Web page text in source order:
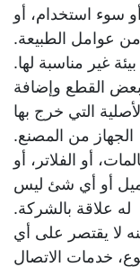
سوء استخدام، أو
من عوامل الطبيعة.
غير مناسبة لها.
بعض القطع وإضافة
التي خرج بها
الجهاز من المصنع.
أو الفلاتر، أو
أو أي شئ ليس
له علاقة بالشركة.
لا يقتصر على أي
خدمات الاتصال